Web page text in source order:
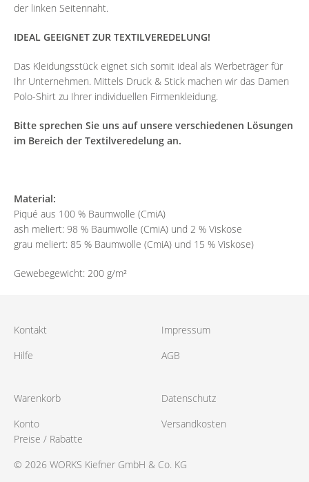
der linken Seitennaht.
IDEAL GEEIGNET ZUR TEXTILVEREDELUNG!
Das Kleidungsstück eignet sich somit ideal als Werbeträger für
Ihr Unternehmen. Mittels Druck & Stick machen wir das Damen
Polo-Shirt zu Ihrer individuellen Firmenkleidung.
Bitte sprechen Sie uns auf unsere verschiedenen Lösungen
im Bereich der Textilveredelung an.
Material:
Piqué aus 100 % Baumwolle (CmiA)
ash meliert: 98 % Baumwolle (CmiA) und 2 % Viskose
grau meliert: 85 % Baumwolle (CmiA) und 15 % Viskose)
Gewebegewicht: 200 g/m²
Kontakt
Hilfe
Impressum
AGB
Warenkorb
Konto
Datenschutz
Versandkosten
Preise / Rabatte
© 2026 WORKS Kiefner GmbH & Co. KG